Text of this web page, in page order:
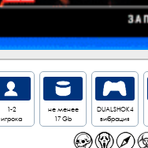
1-2
игрока
не менее
17 Gb
DUALSHOK4
вибрация